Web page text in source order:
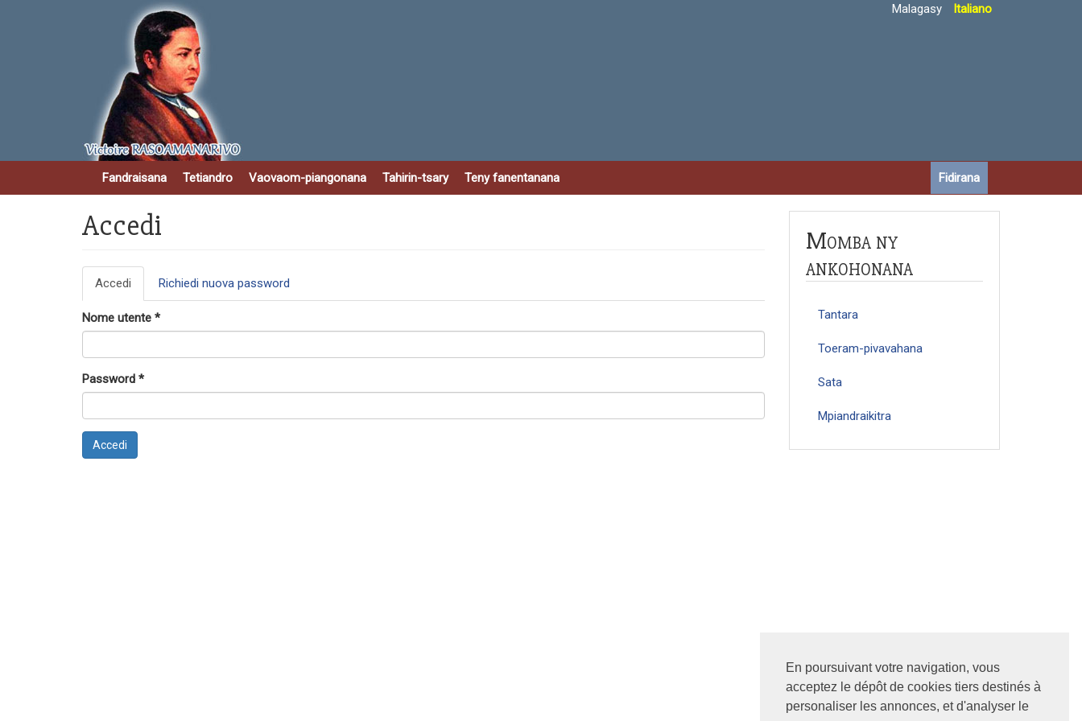
En poursuivant votre navigation, vous
acceptez le dépôt de cookies tiers destinés à
personaliser les annonces, et d'analyser le
Malagasy Italiano
Fandraisana Tetiandro Vaovaom-piangonana Tahirin-tsary Teny fanentanana Fidirana
Accedi
Schede
primarie
Accedi (scheda
attiva)
Richiedi nuova password
Nome utente *
Password *
Accedi
Momba ny
ankohonana
Tantara
Toeram-pivavahana
Sata
Mpiandraikitra